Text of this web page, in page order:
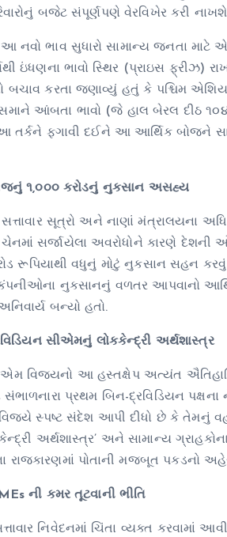
બજેટ સંપૂર્ણપણે વેરવિખેર કરી
ભાવ સુધારો સામાન્ય જનતા માટે
ઇંધણના ભાવો સ્થિર (પ્રાઇસ
બચાવ કરતા જણાવ્યું હતું કે પશ્ચિમ
આંબતા ભાવો (જે હાલ બેરલ દીઠ ૧૦૪
ફગાવી દઈને આ આર્થિક બોજને
૧,૦૦૦ કરોડનું નુકસાન અસહ્ય
સત્તાવાર સૂત્રો અને નાણાં મંત્રાલયના
ચેનમાં સર્જાયેલા અવરોધોને કારણે દેશની
રૂપિયાથી વધુનું મોટું નુકસાન સહન
નુકસાનનું વળતર આપવાનો
બન્યો હતો.
સીએમનું લોકકેન્દ્રી અર્થશાસ્ત્ર
વિજયનો આ હસ્તક્ષેપ અત્યંત
પ્રથમ બિન-દ્રવિડિયન પક્ષના
વિજયે સ્પષ્ટ સંદેશ આપી દીધો છે કે તેમનું
અર્થશાસ્ત્ર’ અને સામાન્ય
રાજકારણમાં પોતાની મજબૂત પકડનો
ની કમર તૂટવાની ભીતિ
નિવેદનમાં ચિંતા વ્યક્ત કરવામાં